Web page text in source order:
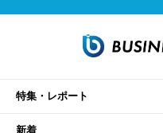
特集・レポート
新着